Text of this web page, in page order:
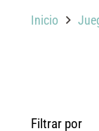
Inicio
Filtrar por